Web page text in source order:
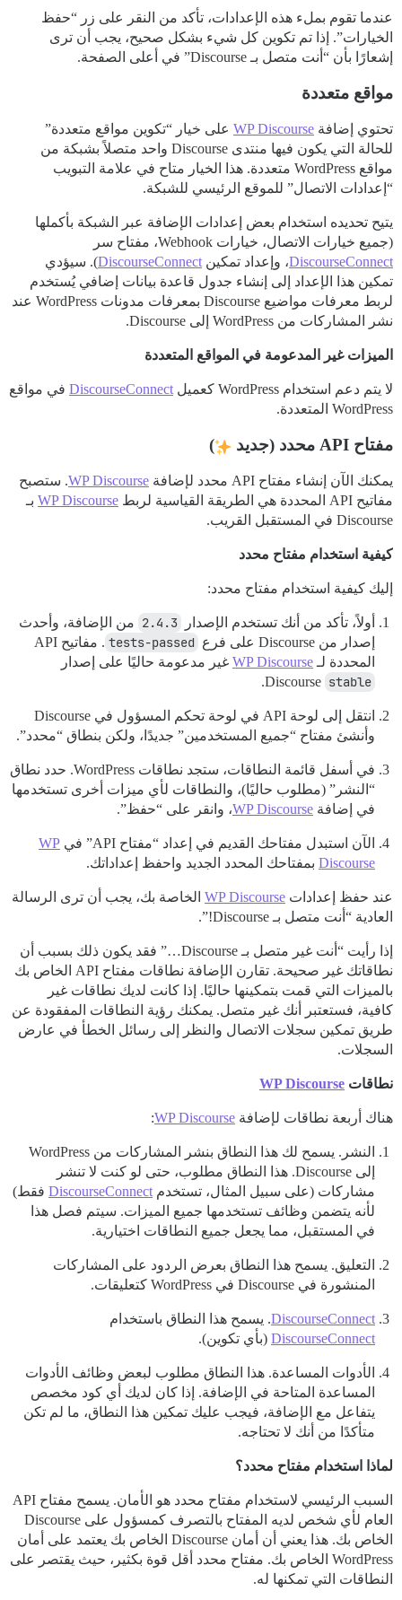
عندما تقوم بملء هذه الإعدادات، تأكد من النقر على زر “حفظ
الخيارات”. إذا تم تكوين كل شيء بشكل صحيح، يجب أن ترى
إشعارًا بأن “أنت متصل بـ Discourse” في أعلى الصفحة.
مواقع متعددة
تحتوي إضافة WP Discourse على خيار “تكوين مواقع متعددة”
للحالة التي يكون فيها منتدى Discourse واحد متصلاً بشبكة من
مواقع WordPress متعددة. هذا الخيار متاح في علامة التبويب
“إعدادات الاتصال” للموقع الرئيسي للشبكة.
يتيح تحديده استخدام بعض إعدادات الإضافة عبر الشبكة بأكملها
(جميع خيارات الاتصال، خيارات Webhook، مفتاح سر
DiscourseConnect، وإعداد تمكين DiscourseConnect). سيؤدي
تمكين هذا الإعداد إلى إنشاء جدول قاعدة بيانات إضافي يُستخدم
لربط معرفات مواضيع Discourse بمعرفات مدونات WordPress عند
نشر المشاركات من WordPress إلى Discourse.
الميزات غير المدعومة في المواقع المتعددة
لا يتم دعم استخدام WordPress كعميل DiscourseConnect في مواقع
WordPress المتعددة.
مفتاح API محدد (جديد )
يمكنك الآن إنشاء مفتاح API محدد لإضافة WP Discourse. ستصبح
مفاتيح API المحددة هي الطريقة القياسية لربط
WP Discourse بـ
Discourse في المستقبل القريب.
كيفية استخدام مفتاح محدد
إليك كيفية استخدام مفتاح محدد:
أولاً، تأكد من أنك تستخدم الإصدار 2.4.3 من الإضافة، وأحدث
إصدار من Discourse على فرع
tests-passed
. مفاتيح API
المحددة لـ WP Discourse غير مدعومة حاليًا على إصدار
Discourse stable
.
انتقل إلى لوحة API في لوحة تحكم المسؤول في Discourse
وأنشئ مفتاح “جميع المستخدمين” جديدًا، ولكن بنطاق “محدد”.
في أسفل قائمة النطاقات، ستجد نطاقات WordPress. حدد نطاق
“النشر” (مطلوب حاليًا)، والنطاقات لأي ميزات أخرى تستخدمها
في إضافة WP Discourse، وانقر على “حفظ”.
الآن استبدل مفتاحك القديم في إعداد “مفتاح API” في
WP
Discourse بمفتاحك المحدد الجديد واحفظ إعداداتك.
عند حفظ إعدادات WP Discourse الخاصة بك، يجب أن ترى الرسالة
العادية “أنت متصل بـ Discourse!”.
إذا رأيت “أنت غير متصل بـ Discourse…” فقد يكون ذلك بسبب أن
نطاقاتك غير صحيحة. تقارن الإضافة نطاقات مفتاح API الخاص بك
بالميزات التي قمت بتمكينها حاليًا. إذا كانت لديك نطاقات غير
كافية، فستعتبر أنك غير متصل. يمكنك رؤية النطاقات المفقودة عن
طريق تمكين سجلات الاتصال والنظر إلى رسائل الخطأ في عارض
السجلات.
نطاقات WP Discourse
هناك أربعة نطاقات لإضافة WP Discourse
:
النشر. يسمح لك هذا النطاق بنشر المشاركات من WordPress
إلى Discourse. هذا النطاق مطلوب، حتى لو كنت لا تنشر
مشاركات (على سبيل المثال، تستخدم DiscourseConnect فقط)
لأنه يتضمن وظائف تستخدمها جميع الميزات. سيتم فصل هذا
في المستقبل، مما يجعل جميع النطاقات اختيارية.
التعليق. يسمح هذا النطاق بعرض الردود على المشاركات
المنشورة في Discourse في WordPress كتعليقات.
DiscourseConnect. يسمح هذا النطاق باستخدام
DiscourseConnect (بأي تكوين).
الأدوات المساعدة. هذا النطاق مطلوب لبعض وظائف الأدوات
المساعدة المتاحة في الإضافة. إذا كان لديك أي كود مخصص
يتفاعل مع الإضافة، فيجب عليك تمكين هذا النطاق، ما لم تكن
متأكدًا من أنك لا تحتاجه.
لماذا استخدام مفتاح محدد؟
السبب الرئيسي لاستخدام مفتاح محدد هو الأمان. يسمح مفتاح API
العام لأي شخص لديه المفتاح بالتصرف كمسؤول على Discourse
الخاص بك. هذا يعني أن أمان Discourse الخاص بك يعتمد على أمان
WordPress الخاص بك. مفتاح محدد أقل قوة بكثير، حيث يقتصر على
النطاقات التي تمكنها له.